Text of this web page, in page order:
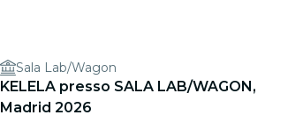
Sala Lab/Wagon
KELELA presso SALA LAB/WAGON,
Madrid 2026